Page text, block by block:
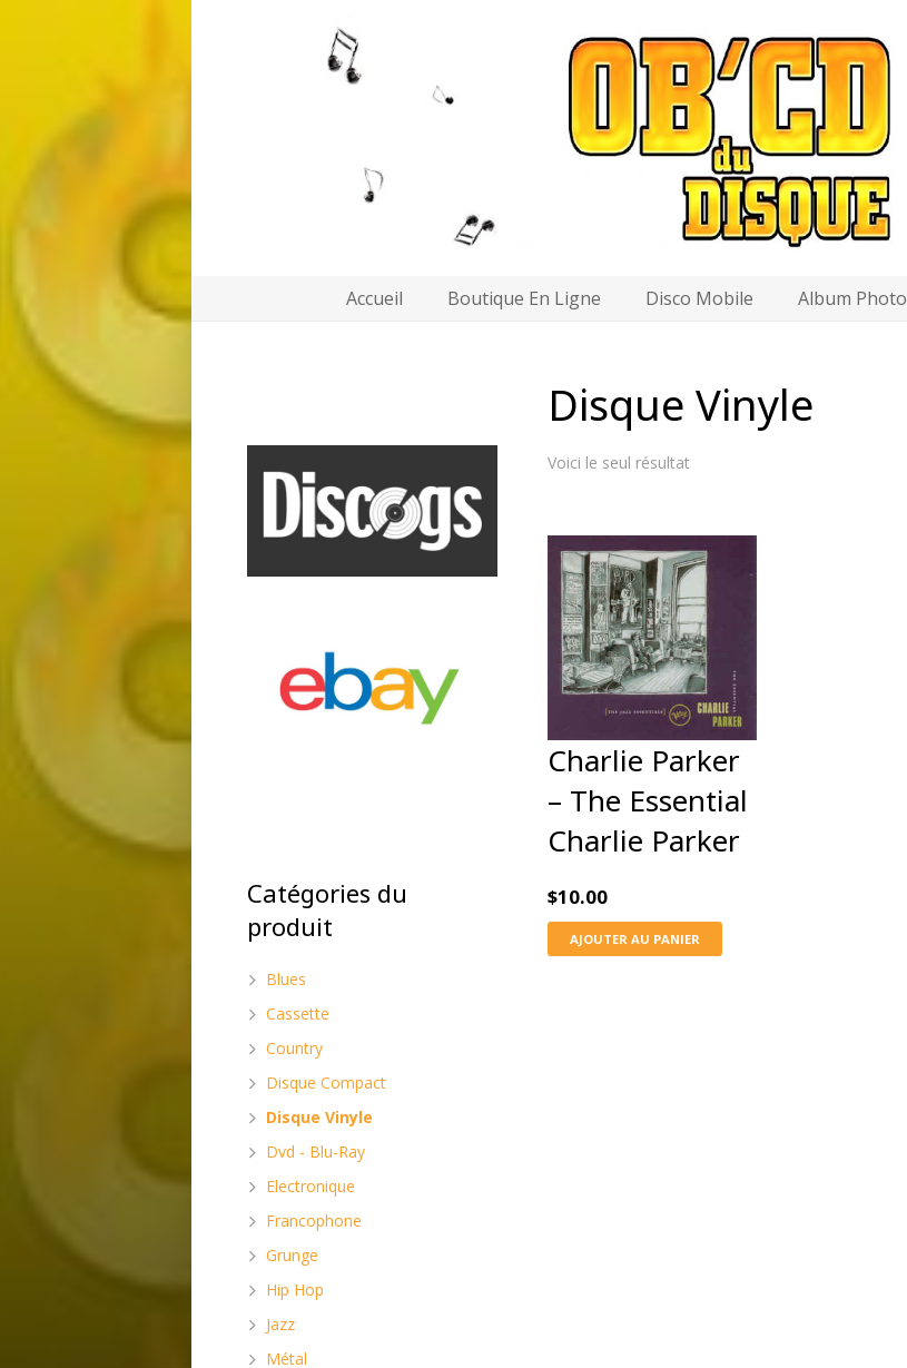
Accueil Boutique En Ligne Disco Mobile Album Photo
Disque Vinyle
Voici le seul résultat
Charlie Parker
‎– The Essential
Charlie Parker
$10.00
AJOUTER AU PANIER
Catégories du
produit
Blues
Cassette
Country
Disque Compact
Disque Vinyle
Dvd - Blu-Ray
Electronique
Francophone
Grunge
Hip Hop
Jazz
Métal